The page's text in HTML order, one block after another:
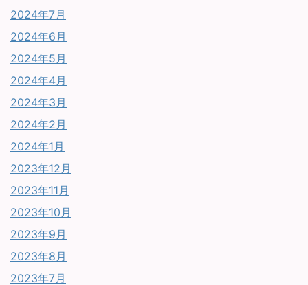
2024年7月
2024年6月
2024年5月
2024年4月
2024年3月
2024年2月
2024年1月
2023年12月
2023年11月
2023年10月
2023年9月
2023年8月
2023年7月